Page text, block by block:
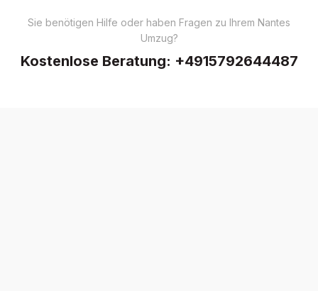
Sie benötigen Hilfe oder haben Fragen zu Ihrem Nantes
Umzug?
Kostenlose Beratung: +4915792644487